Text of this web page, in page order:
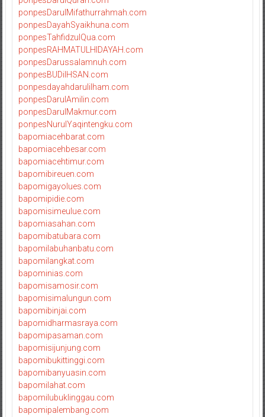
ponpesDarulMifathurrahmah.com
ponpesDayahSyaikhuna.com
ponpesTahfidzulQua.com
ponpesRAHMATULHIDAYAH.com
ponpesDarussalamnuh.com
ponpesBUDiIHSAN.com
ponpesdayahdarulilham.com
ponpesDarulAmilin.com
ponpesDarulMakmur.com
ponpesNurulYaqintengku.com
bapomiacehbarat.com
bapomiacehbesar.com
bapomiacehtimur.com
bapomibireuen.com
bapomigayolues.com
bapomipidie.com
bapomisimeulue.com
bapomiasahan.com
bapomibatubara.com
bapomilabuhanbatu.com
bapomilangkat.com
bapominias.com
bapomisamosir.com
bapomisimalungun.com
bapomibinjai.com
bapomidharmasraya.com
bapomipasaman.com
bapomisijunjung.com
bapomibukittinggi.com
bapomibanyuasin.com
bapomilahat.com
bapomilubuklinggau.com
bapomipalembang.com